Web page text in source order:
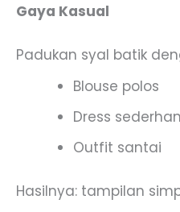
Gaya Kasual
Padukan syal batik
Blouse polos
Dress
Outfit santai
Hasilnya: tampilan